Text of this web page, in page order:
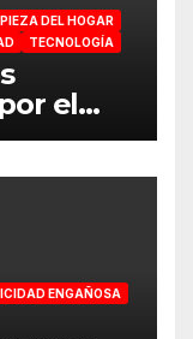
DEL HOGAR
TECNOLOGÍA
el
ENGAÑOSA